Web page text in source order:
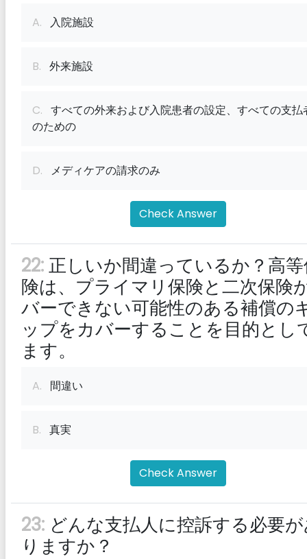
A. 入院施設
B. 外来施設
C. すべての外来および入院患者の設定、すべての支払
のための
D. メディケアの請求のみ
Check Answer
22:正しいか間違っているか？高
険は、プライマリ保険と二次保険
バーできない可能性のある補償の
ップをカバーすることを目的とし
ます。
A. 間違い
B. 真実
Check Answer
23: どんな支払人に控訴する必要
りますか？